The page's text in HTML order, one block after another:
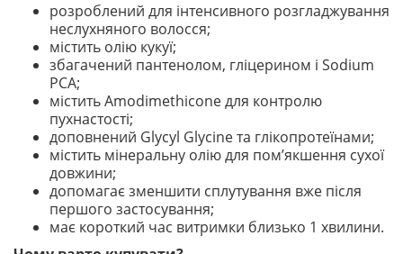
розроблений для інтенсивного розгладжування
неслухняного волосся;
містить олію кукуї;
збагачений пантенолом, гліцерином і Sodium
PCA;
містить Amodimethicone для контролю
пухнастості;
доповнений Glycyl Glycine та глікопротеїнами;
містить мінеральну олію для пом’якшення сухої
довжини;
допомагає зменшити сплутування вже після
першого застосування;
має короткий час витримки близько 1 хвилини.